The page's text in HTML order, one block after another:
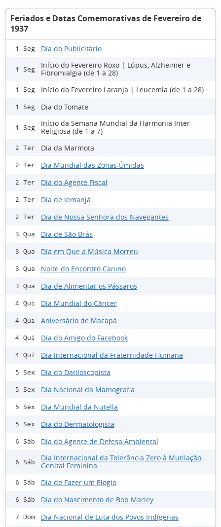
Feriados e Datas Comemorativas de Fevereiro de
1937
1 Seg Dia do Publicitário
1 Seg
Início do Fevereiro Roxo | Lúpus, Alzheimer e
Fibromialgia (de 1 a 28)
1 Seg Início do Fevereiro Laranja | Leucemia (de 1 a 28)
1 Seg Dia do Tomate
1 Seg
Início da Semana Mundial da Harmonia Inter-
Religiosa (de 1 a 7)
2 Ter Dia da Marmota
2 Ter Dia Mundial das Zonas Úmidas
2 Ter Dia do Agente Fiscal
2 Ter Dia de Iemanjá
2 Ter Dia de Nossa Senhora dos Navegantes
3 Qua Dia de São Brás
3 Qua Dia em Que a Música Morreu
3 Qua Noite do Encontro Canino
3 Qua Dia de Alimentar os Pássaros
4 Qui Dia Mundial do Câncer
4 Qui Aniversário de Macapá
4 Qui Dia do Amigo do Facebook
4 Qui Dia Internacional da Fraternidade Humana
5 Sex Dia do Datiloscopista
5 Sex Dia Nacional da Mamografia
5 Sex Dia Mundial da Nutella
5 Sex Dia do Dermatologista
6 Sáb Dia do Agente de Defesa Ambiental
6 Sáb
Dia Internacional da Tolerância Zero à Mutilação
Genital Feminina
6 Sáb Dia de Fazer um Elogio
6 Sáb Dia do Nascimento de Bob Marley
7 Dom Dia Nacional de Luta dos Povos Indígenas